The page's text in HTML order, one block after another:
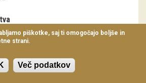
piškotke, saj ti omogočajo boljše in
strani.
Več podatkov